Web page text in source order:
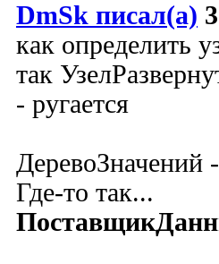
DmSk писал(а)
как определить
так
- ругается
ДеревоЗначений
Где-то так...